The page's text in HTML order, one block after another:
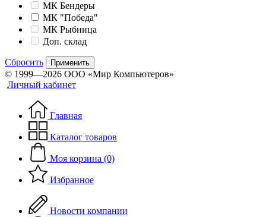
МК Бендеры
МК "Победа"
МК Рыбница
Доп. склад
Сбросить Применить
© 1999—2026 ООО «Мир Компьютеров»
Личный кабинет
Главная
Каталог товаров
Моя корзина (0)
Избранное
Новости компании